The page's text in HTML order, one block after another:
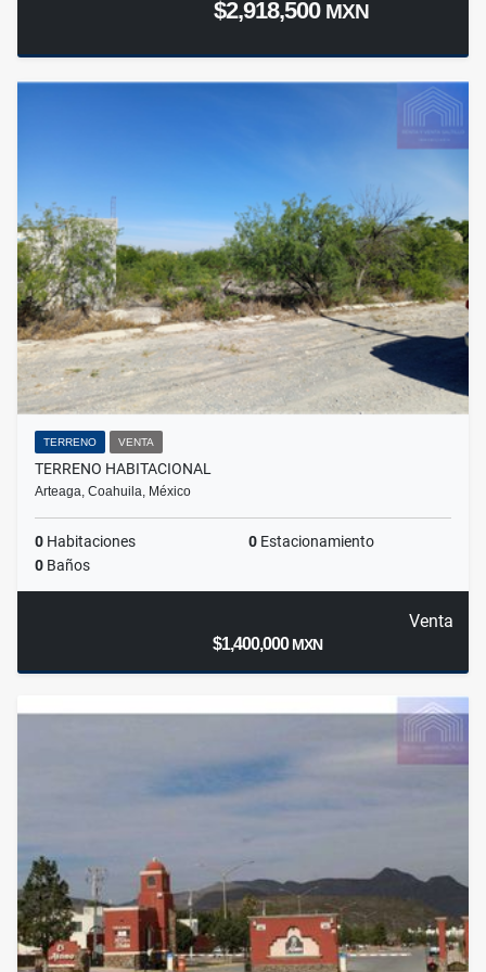
$2,918,500 MXN
TERRENO VENTA
TERRENO HABITACIONAL
Arteaga, Coahuila, México
0 Habitaciones 0 Estacionamiento
0 Baños
Venta
$1,400,000MXN